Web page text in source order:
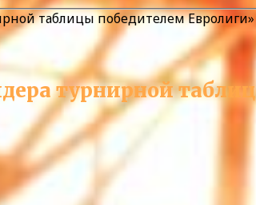
таблицы победителем Евролиги»
турнирной